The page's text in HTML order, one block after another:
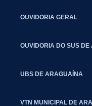
OUVIDORIA GERAL
OUVIDORIA DO SUS
UBS DE ARAGUAÍNA
VTN MUNICIPAL DE